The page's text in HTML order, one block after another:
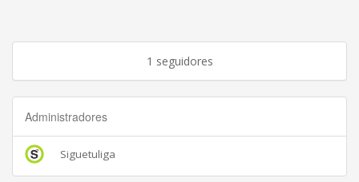
1 seguidores
Administradores
Siguetuliga